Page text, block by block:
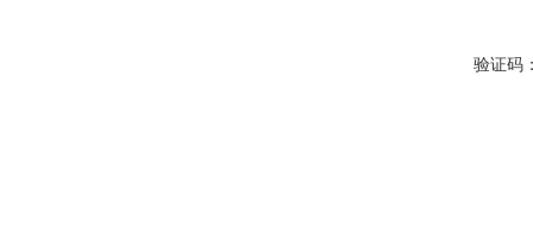
验证码